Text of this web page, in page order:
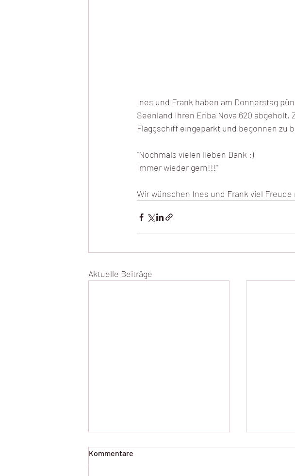
Ines und Frank haben am Donnerstag
Seenland Ihren Eriba Nova 620 abgeholt.
Flaggschiff eingeparkt und begonnen zu
"Nochmals vielen lieben Dank :)
Immer wieder gern!!!"
Wir wünschen Ines und Frank viel
Aktuelle Beiträge
Kommentare